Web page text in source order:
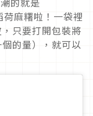
麻糬啦！一袋裡
只要打開包裝將
的量），就可以